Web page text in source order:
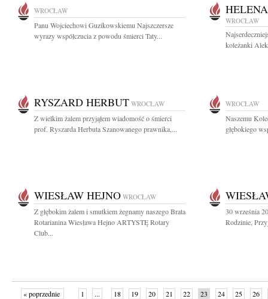
WROCŁAW
Panu Wojciechowi Guzikowskiemu Najszczersze
wyrazy współczucia z powodu śmierci Taty...
WROCŁAW
koleżanki
RYSZARD HERBUT WROCŁAW
Z wielkim żalem przyjąłem wiadomość o śmierci
prof. Ryszarda Herbuta Szanowanego prawnika,...
WROCŁAW
Naszemu
głębokiego
WIESŁAW HEJNO WROCŁAW
Z głębokim żalem i smutkiem żegnamy naszego Brata
Rotarianina Wiesława Hejno ARTYSTĘ Rotary
Club...
30 września
Rodzinie,
« poprzednie 1 ... 18 19 20 21 22 23 24 25
26